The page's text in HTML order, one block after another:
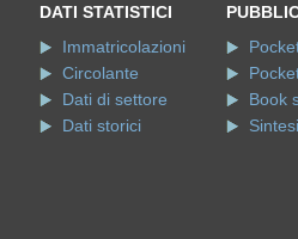
DATI STATISTICI
Immatricolazioni
Circolante
Dati di settore
Dati storici
Book